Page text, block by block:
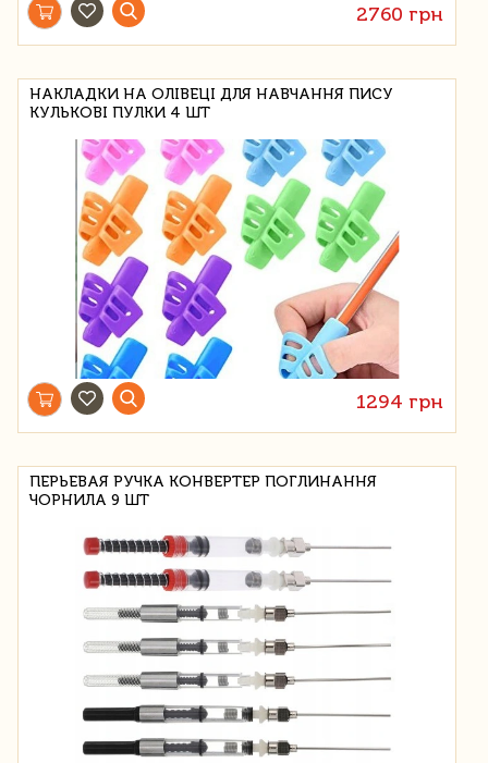
2760 грн
НАКЛАДКИ НА ОЛІВЕЦІ ДЛЯ НАВЧАННЯ ПИСУ
КУЛЬКОВІ ПУЛКИ 4 ШТ
1294 грн
ПЕРЬЕВАЯ РУЧКА КОНВЕРТЕР ПОГЛИНАННЯ
ЧОРНИЛА 9 ШТ